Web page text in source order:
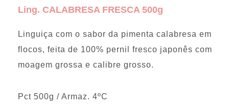
Ling. CALABRESA FRESCA 500g
Linguiça com o sabor da pimenta calabresa em
flocos, feita de 100% pernil fresco japonês com
moagem grossa e calibre grosso.
Pct 500g / Armaz. 4ºC